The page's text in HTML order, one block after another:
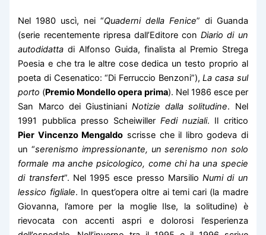
Nel 1980 uscì, nei “Quaderni della Fenice” di Guanda
(serie recentemente ripresa dall’Editore conDiario di un
autodidatta di Alfonso Guida, finalista al Premio Strega
Poesia e che tra le altre cose dedica un testo proprio al
poeta di Cesenatico: “Di Ferruccio Benzoni”),La casa sul
porto (Premio Mondello opera prima). Nel 1986 esce per
San Marco dei GiustinianiNotizie dalla solitudine. Nel
1991 pubblica presso ScheiwillerFedi nuziali. Il critico
Pier Vincenzo Mengaldo scrisse che il libro godeva di
un “serenismo impressionante, un serenismo non solo
formale ma anche psicologico, come chi ha una specie
di transfert”. Nel 1995 esce presso MarsilioNumi di un
lessico figliale. In quest’opera oltre ai temi cari (la madre
Giovanna, l’amore per la moglie Ilse, la solitudine) è
rievocata con accenti aspri e dolorosi l’esperienza